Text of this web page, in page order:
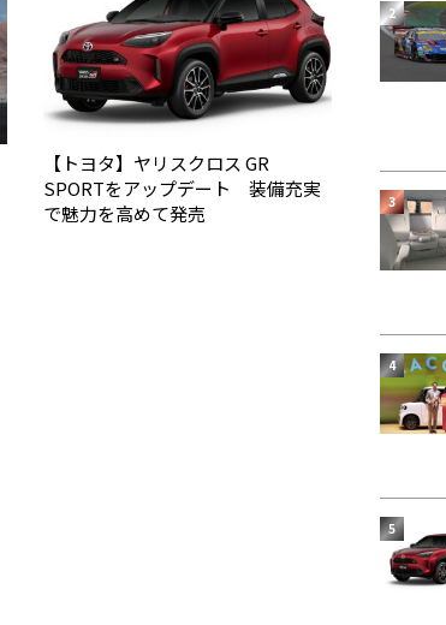
【トヨタ】ヤリスクロス GR
SPORTをアップデート 装備充実
で魅力を高めて発売